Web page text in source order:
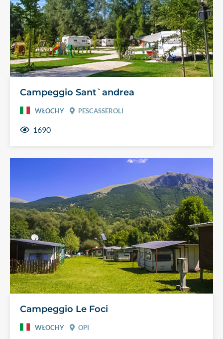
Campeggio Sant`andrea
WŁOCHY PESCASSEROLI
1690
Campeggio Le Foci
WŁOCHY OPI